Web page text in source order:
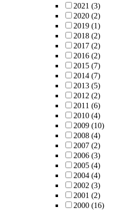
2021 (3)
2020 (2)
2019 (1)
2018 (2)
2017 (2)
2016 (2)
2015 (7)
2014 (7)
2013 (5)
2012 (2)
2011 (6)
2010 (4)
2009 (10)
2008 (4)
2007 (2)
2006 (3)
2005 (4)
2004 (4)
2002 (3)
2001 (2)
2000 (16)